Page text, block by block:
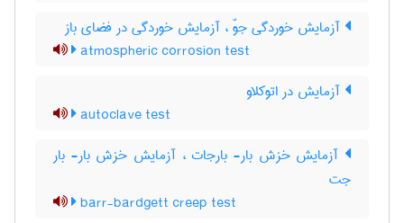
آزمایش خوردگی جوّ ، آزمایش خوردگی در فضای باز
atmospheric corrosion test
آزمایش در اتوکلاو
autoclave test
آزمایش خزش بار- بارجات ، آزمایش خزش بار- بار
جت
barr-bardgett creep test